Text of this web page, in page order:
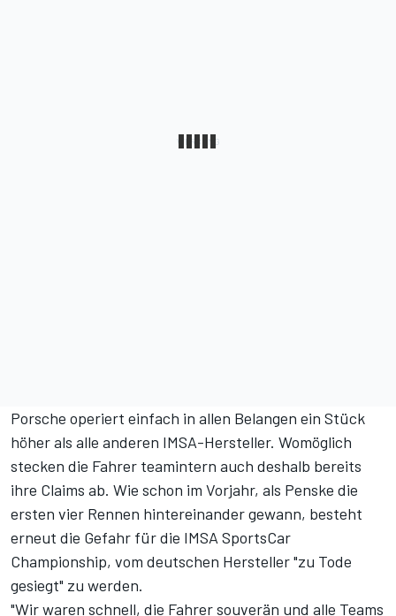
Porsche operiert einfach in allen Belangen ein Stück
höher als alle anderen IMSA-Hersteller. Womöglich
stecken die Fahrer teamintern auch deshalb bereits
ihre Claims ab. Wie schon im Vorjahr, als Penske die
ersten vier Rennen hintereinander gewann, besteht
erneut die Gefahr für die IMSA SportsCar
Championship, vom deutschen Hersteller "zu Tode
gesiegt" zu werden.
"Wir waren schnell, die Fahrer souverän und alle Teams